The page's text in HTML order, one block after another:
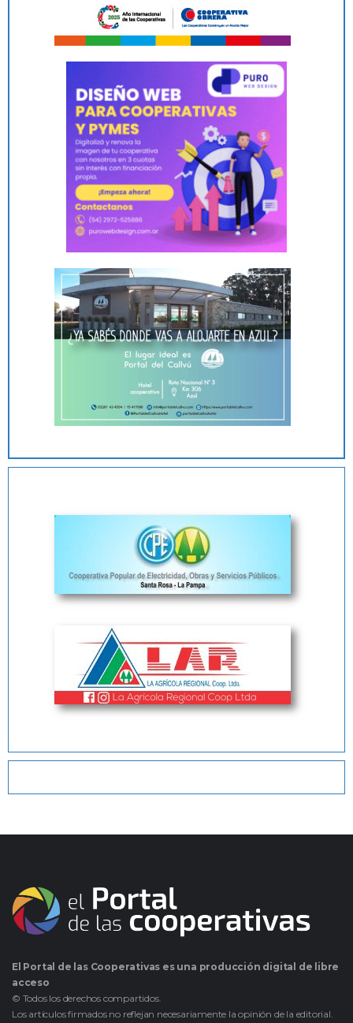
El Portal de las Cooperativas es una producción digital de libre
acceso
© Todos los derechos compartidos.
Los artículos firmados no reflejan necesariamente la opinión de la editorial.